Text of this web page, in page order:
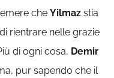
cheYilmaz stia
rientrare nelle grazie
di ogni cosa, Demir
pur sapendo che il